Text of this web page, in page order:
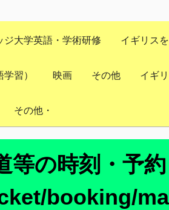
ジ大学英語・学術研修 イギリス
習） 映画 その他 イギ
その他・
等の時刻・予
booking/